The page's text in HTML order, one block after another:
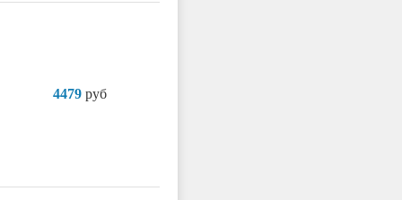
4479 руб